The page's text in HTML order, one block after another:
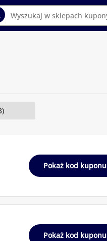
Pokaż kod kuponu
Pokaż kod kuponu